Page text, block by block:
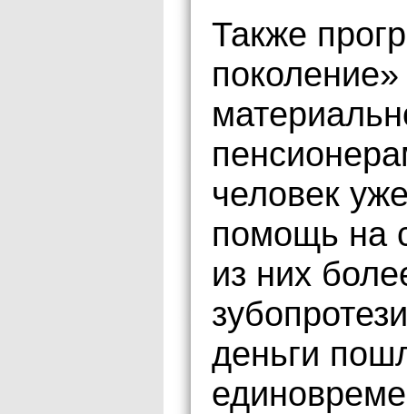
Также
человек
помощь на
из них
деньги